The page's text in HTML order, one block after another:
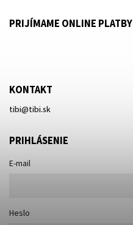
PRIJÍMAME ONLINE PLATBY
KONTAKT
tibi@tibi.sk
PRIHLÁSENIE
E-mail
Heslo